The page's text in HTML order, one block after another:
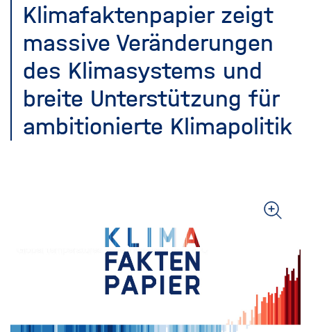
Klimafaktenpapier zeigt
massive Veränderungen
des Klimasystems und
breite Unterstützung für
ambitionierte Klimapolitik